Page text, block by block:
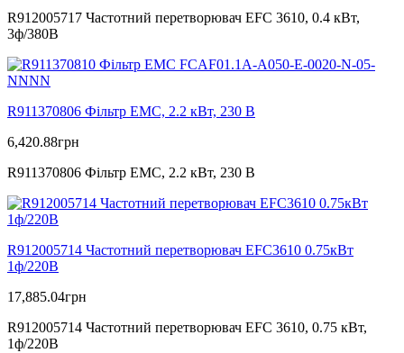
R912005717 Частотний перетворювач EFC 3610, 0.4 кВт,
3ф/380В
R911370806 Фільтр ЕМС, 2.2 кВт, 230 В
6,420.88грн
R911370806 Фільтр ЕМС, 2.2 кВт, 230 В
R912005714 Частотний перетворювач EFC3610 0.75кВт
1ф/220В
17,885.04грн
R912005714 Частотний перетворювач EFC 3610, 0.75 кВт,
1ф/220В